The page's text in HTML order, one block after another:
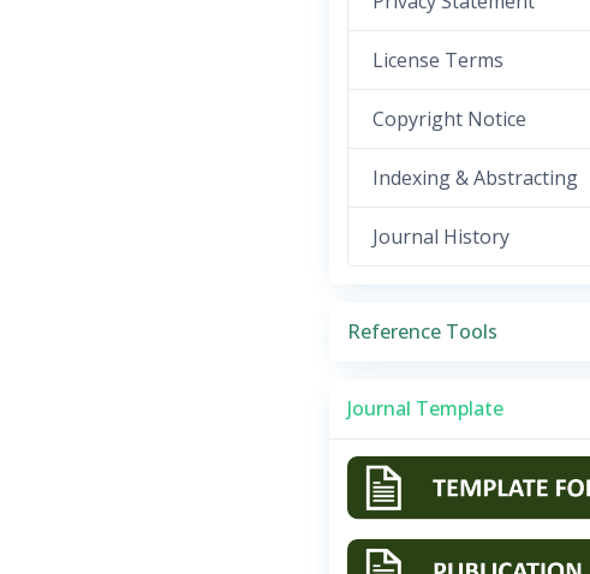
License Terms
Copyright Notice
Indexing & Abstracting
Journal History
Reference Tools
Journal Template